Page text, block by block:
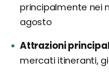
principalmente nei
agosto
Attrazioni
mercati itineranti,